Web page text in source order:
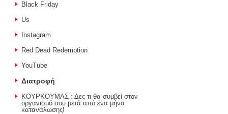
Black Friday
Us
Instagram
Red Dead Redemption
YouTube
Διατροφή
ΚΟΥΡΚΟΥΜΑΣ : Δες τι θα συμβεί στον
οργανισμό σου μετά από ένα μήνα
κατανάλωσης!